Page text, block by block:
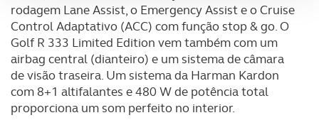
Adicionalmente partilhamos informação, relativa à sua
utilização do nosso site de publicidade e de análise, com
parceiros e organizações na UE e em países terceiros.
O ACP garantirá que as transferências internacionais de
dados pessoais serão realizadas apenas com o seu
rodagem Lane Assist, o Emergency Assist e o Cruise
Control Adaptativo (ACC) com função stop & go. O
Golf R 333 Limited Edition vem também com um
airbag central (dianteiro) e um sistema de câmara
de visão traseira. Um sistema da Harman Kardon
com 8+1 altifalantes e 480 W de potência total
proporciona um som perfeito no interior.